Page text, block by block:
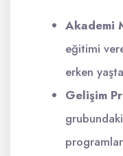
Akademi
eğitimi
erken
Gelişim